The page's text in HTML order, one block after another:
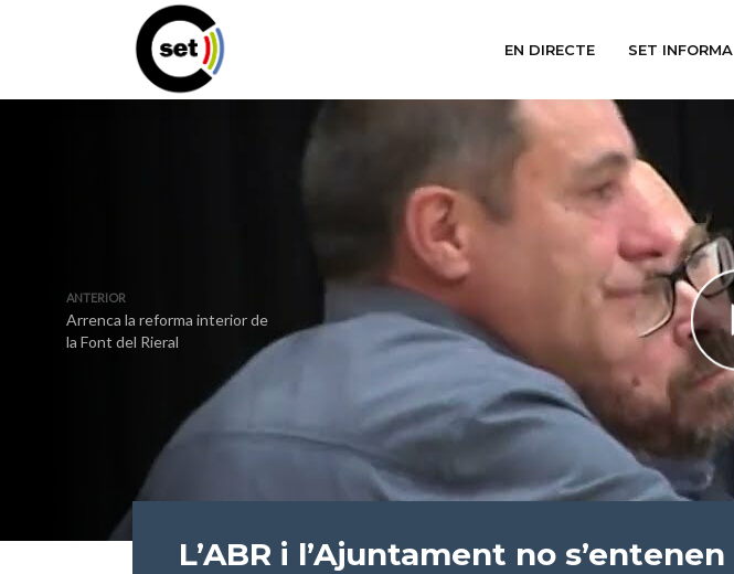
EN DIRECTE SET INFORMA
ANTERIOR
Arrenca la reforma interior de
la Font del Rieral
L’ABR i l’Ajuntament no s’entenen